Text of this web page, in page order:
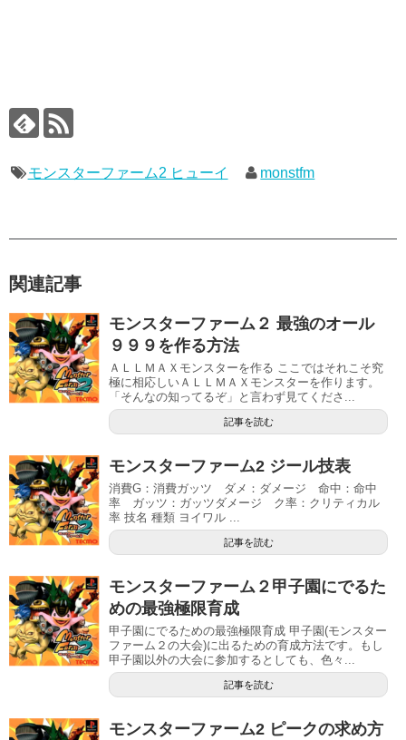
モンスターファーム2 ヒューイ monstfm
関連記事
モンスターファーム２ 最強のオール
９９９を作る方法
ＡＬＬＭＡＸモンスターを作る ここではそれこそ究
極に相応しいＡＬＬＭＡＸモンスターを作ります。
「そんなの知ってるぞ」と言わず見てくださ...
記事を読む
モンスターファーム2 ジール技表
消費G：消費ガッツ ダメ：ダメージ 命中：命中
率 ガッツ：ガッツダメージ ク率：クリティカル
率 技名 種類 ヨイワル ...
記事を読む
モンスターファーム２甲子園にでるた
めの最強極限育成
甲子園にでるための最強極限育成 甲子園(モンスター
ファーム２の大会)に出るための育成方法です。もし
甲子園以外の大会に参加するとしても、色々...
記事を読む
モンスターファーム2 ピークの求め方